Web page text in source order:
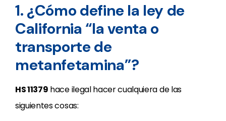
1. ¿Cómo define la ley de
California “la venta o
transporte de
metanfetamina”?
HS 11379 hace ilegal hacer cualquiera de las
siguientes cosas: